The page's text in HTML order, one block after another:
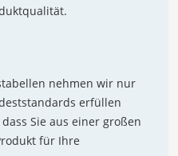
nehmen wir nur
erfüllen
Sie aus einer großen
für Ihre